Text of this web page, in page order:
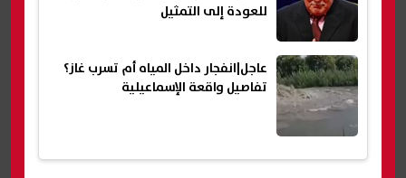
للعودة إلى التمثيل
عاجل|انفجار داخل المياه أم تسرب غاز؟
تفاصيل واقعة الإسماعيلية